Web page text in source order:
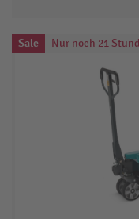
Sale Nur noch 21